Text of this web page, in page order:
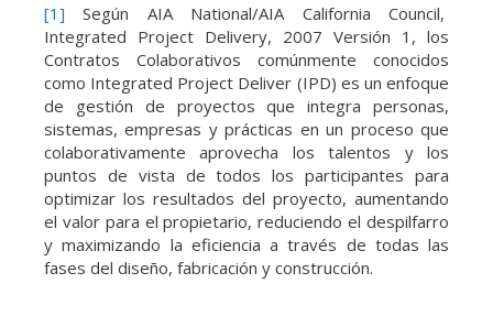
[1] Según AIA National/AIA California Council,
Integrated Project Delivery, 2007 Versión 1, los
Contratos Colaborativos comúnmente conocidos
como Integrated Project Deliver (IPD) es un enfoque
de gestión de proyectos que integra personas,
sistemas, empresas y prácticas en un proceso que
colaborativamente aprovecha los talentos y los
puntos de vista de todos los participantes para
optimizar los resultados del proyecto, aumentando
el valor para el propietario, reduciendo el despilfarro
y maximizando la eficiencia a través de todas las
fases del diseño, fabricación y construcción.